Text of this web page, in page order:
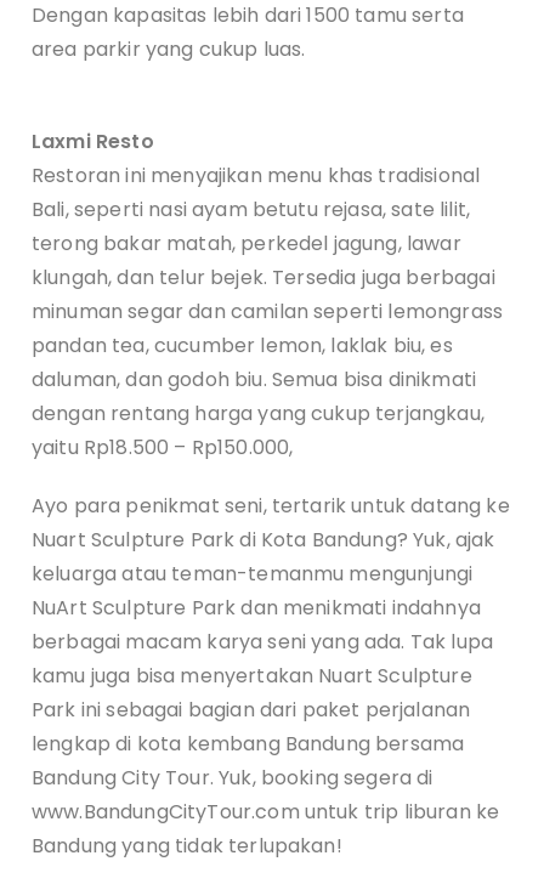
Dengan kapasitas lebih dari 1500 tamu serta
area parkir yang cukup luas.
Laxmi Resto
Restoran ini menyajikan menu khas tradisional
Bali, seperti nasi ayam betutu rejasa, sate lilit,
terong bakar matah, perkedel jagung, lawar
klungah, dan telur bejek. Tersedia juga berbagai
minuman segar dan camilan seperti lemongrass
pandan tea, cucumber lemon, laklak biu, es
daluman, dan godoh biu. Semua bisa dinikmati
dengan rentang harga yang cukup terjangkau,
yaitu Rp18.500 – Rp150.000,
Ayo para penikmat seni, tertarik untuk datang ke
Nuart Sculpture Park di Kota Bandung? Yuk, ajak
keluarga atau teman-temanmu mengunjungi
NuArt Sculpture Park dan menikmati indahnya
berbagai macam karya seni yang ada. Tak lupa
kamu juga bisa menyertakan Nuart Sculpture
Park ini sebagai bagian dari paket perjalanan
lengkap di kota kembang Bandung bersama
Bandung City Tour. Yuk, booking segera di
www.BandungCityTour.com untuk trip liburan ke
Bandung yang tidak terlupakan!